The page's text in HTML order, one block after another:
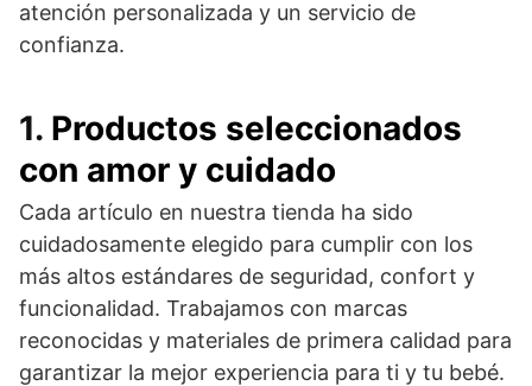
atención personalizada y un servicio de
confianza.
1. Productos seleccionados
con amor y cuidado
Cada artículo en nuestra tienda ha sido
cuidadosamente elegido para cumplir con los
más altos estándares de seguridad, confort y
funcionalidad. Trabajamos con marcas
reconocidas y materiales de primera calidad para
garantizar la mejor experiencia para ti y tu bebé.